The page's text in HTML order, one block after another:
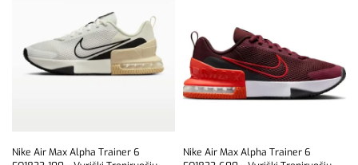
Nike Air Max Alpha Trainer 6
Nike Air Max Alpha Trainer 6